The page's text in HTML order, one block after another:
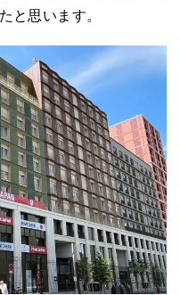
と思います。